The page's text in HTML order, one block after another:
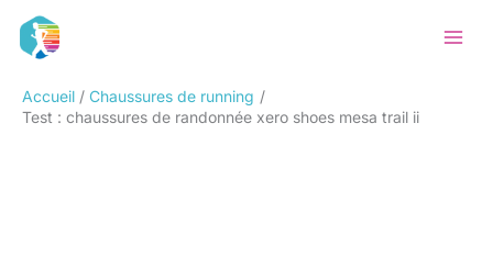
Accueil
Chaussures de running
Test : chaussures de randonnée xero shoes mesa trail ii
Rechercher